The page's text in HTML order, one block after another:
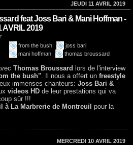
JEUDI 11 AVRIL 2019
feat Joss Bari & Mani Hoffman -
AVRIL 2019
from the bush
joss bari
mani hoffman
thomas broussard
Thomas Broussard lors de l'interview
the bush". Il nous a offert un freestyle
immenses chanteurs: Joss Bari &
videos HD de leur prestations qui va
sûr !!!
à La Marbrerie de Montreuil pour la
MERCREDI 10 AVRIL 2019